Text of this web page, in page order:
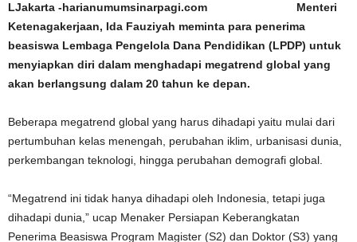
LJakarta -harianumumsinarpagi.com Menteri
Ketenagakerjaan, Ida Fauziyah meminta para penerima
beasiswa Lembaga Pengelola Dana Pendidikan (LPDP) untuk
menyiapkan diri dalam menghadapi megatrend global yang
akan berlangsung dalam 20 tahun ke depan.
Beberapa megatrend global yang harus dihadapi yaitu mulai dari
pertumbuhan kelas menengah, perubahan iklim, urbanisasi dunia,
perkembangan teknologi, hingga perubahan demografi global.
“Megatrend ini tidak hanya dihadapi oleh Indonesia, tetapi juga
dihadapi dunia,” ucap Menaker Persiapan Keberangkatan
Penerima Beasiswa Program Magister (S2) dan Doktor (S3) yang